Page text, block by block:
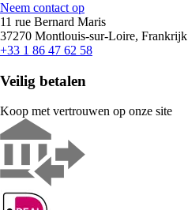
Neem contact op
11 rue Bernard Maris
37270 Montlouis-sur-Loire, Frankrijk
+33 1 86 47 62 58
Veilig betalen
Koop met vertrouwen op onze site